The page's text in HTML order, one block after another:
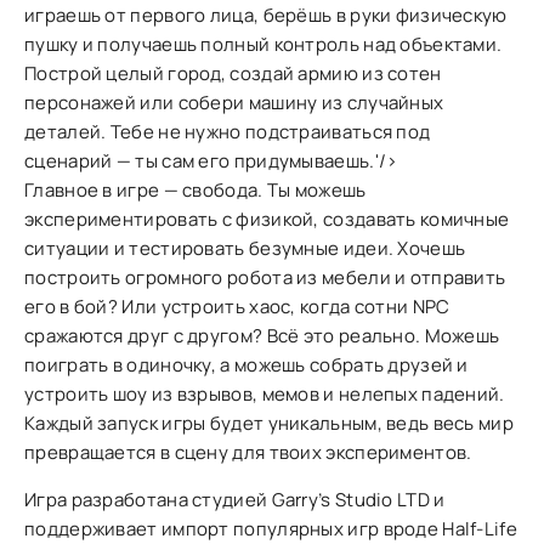
играешь от первого лица, берёшь в руки физическую
пушку и получаешь полный контроль над объектами.
Построй целый город, создай армию из сотен
персонажей или собери машину из случайных
деталей. Тебе не нужно подстраиваться под
сценарий — ты сам его придумываешь.'/>
Главное в игре — свобода. Ты можешь
экспериментировать с физикой, создавать комичные
ситуации и тестировать безумные идеи. Хочешь
построить огромного робота из мебели и отправить
его в бой? Или устроить хаос, когда сотни NPC
сражаются друг с другом? Всё это реально. Можешь
поиграть в одиночку, а можешь собрать друзей и
устроить шоу из взрывов, мемов и нелепых падений.
Каждый запуск игры будет уникальным, ведь весь мир
превращается в сцену для твоих экспериментов.
Игра разработана студией Garry’s Studio LTD и
поддерживает импорт популярных игр вроде Half-Life